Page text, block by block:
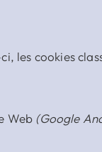
cookies